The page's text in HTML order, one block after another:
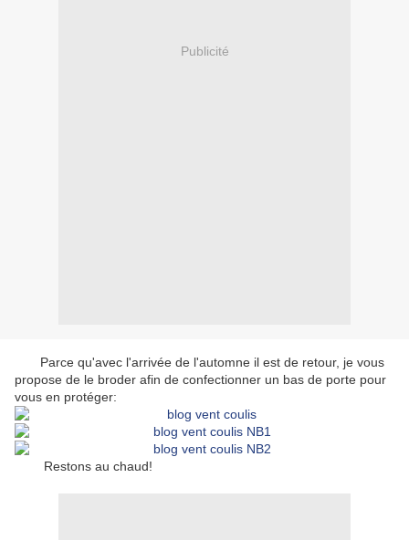
Publicité
Parce qu'avec l'arrivée de l'automne il est de retour, je vous
propose de le broder afin de confectionner un bas de porte pour
vous en protéger:
Restons au chaud!